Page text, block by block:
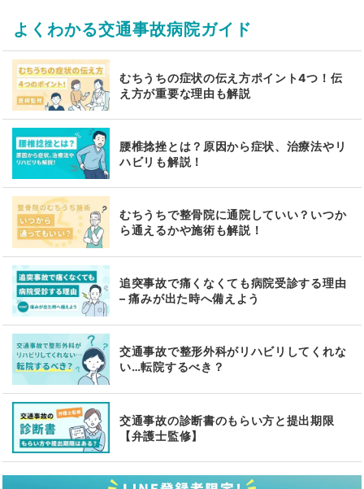
よくわかる交通事故病院ガイド
むちうちの症状の伝え方ポイント4つ！伝
え方が重要な理由も解説
腰椎捻挫とは？原因から症状、治療法やリ
ハビリも解説！
むちうちで整骨院に通院していい？いつか
ら通えるかや施術も解説！
追突事故で痛くなくても病院受診する理由
– 痛みが出た時へ備えよう
交通事故で整形外科がリハビリしてくれな
い…転院するべき？
交通事故の診断書のもらい方と提出期限
【弁護士監修】